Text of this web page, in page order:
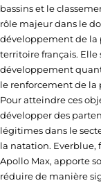
bassins et le
rôle majeur dans le
développement de la
territoire français.
développement
le renforcement de la
Pour atteindre ces
développer des
légitimes dans le
la natation. Everblue,
Apollo Max, apporte
réduire de manière